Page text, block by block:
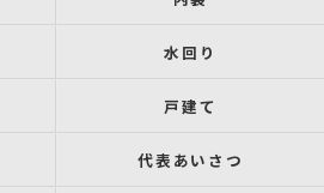
水回り
戸建て
代表あいさつ